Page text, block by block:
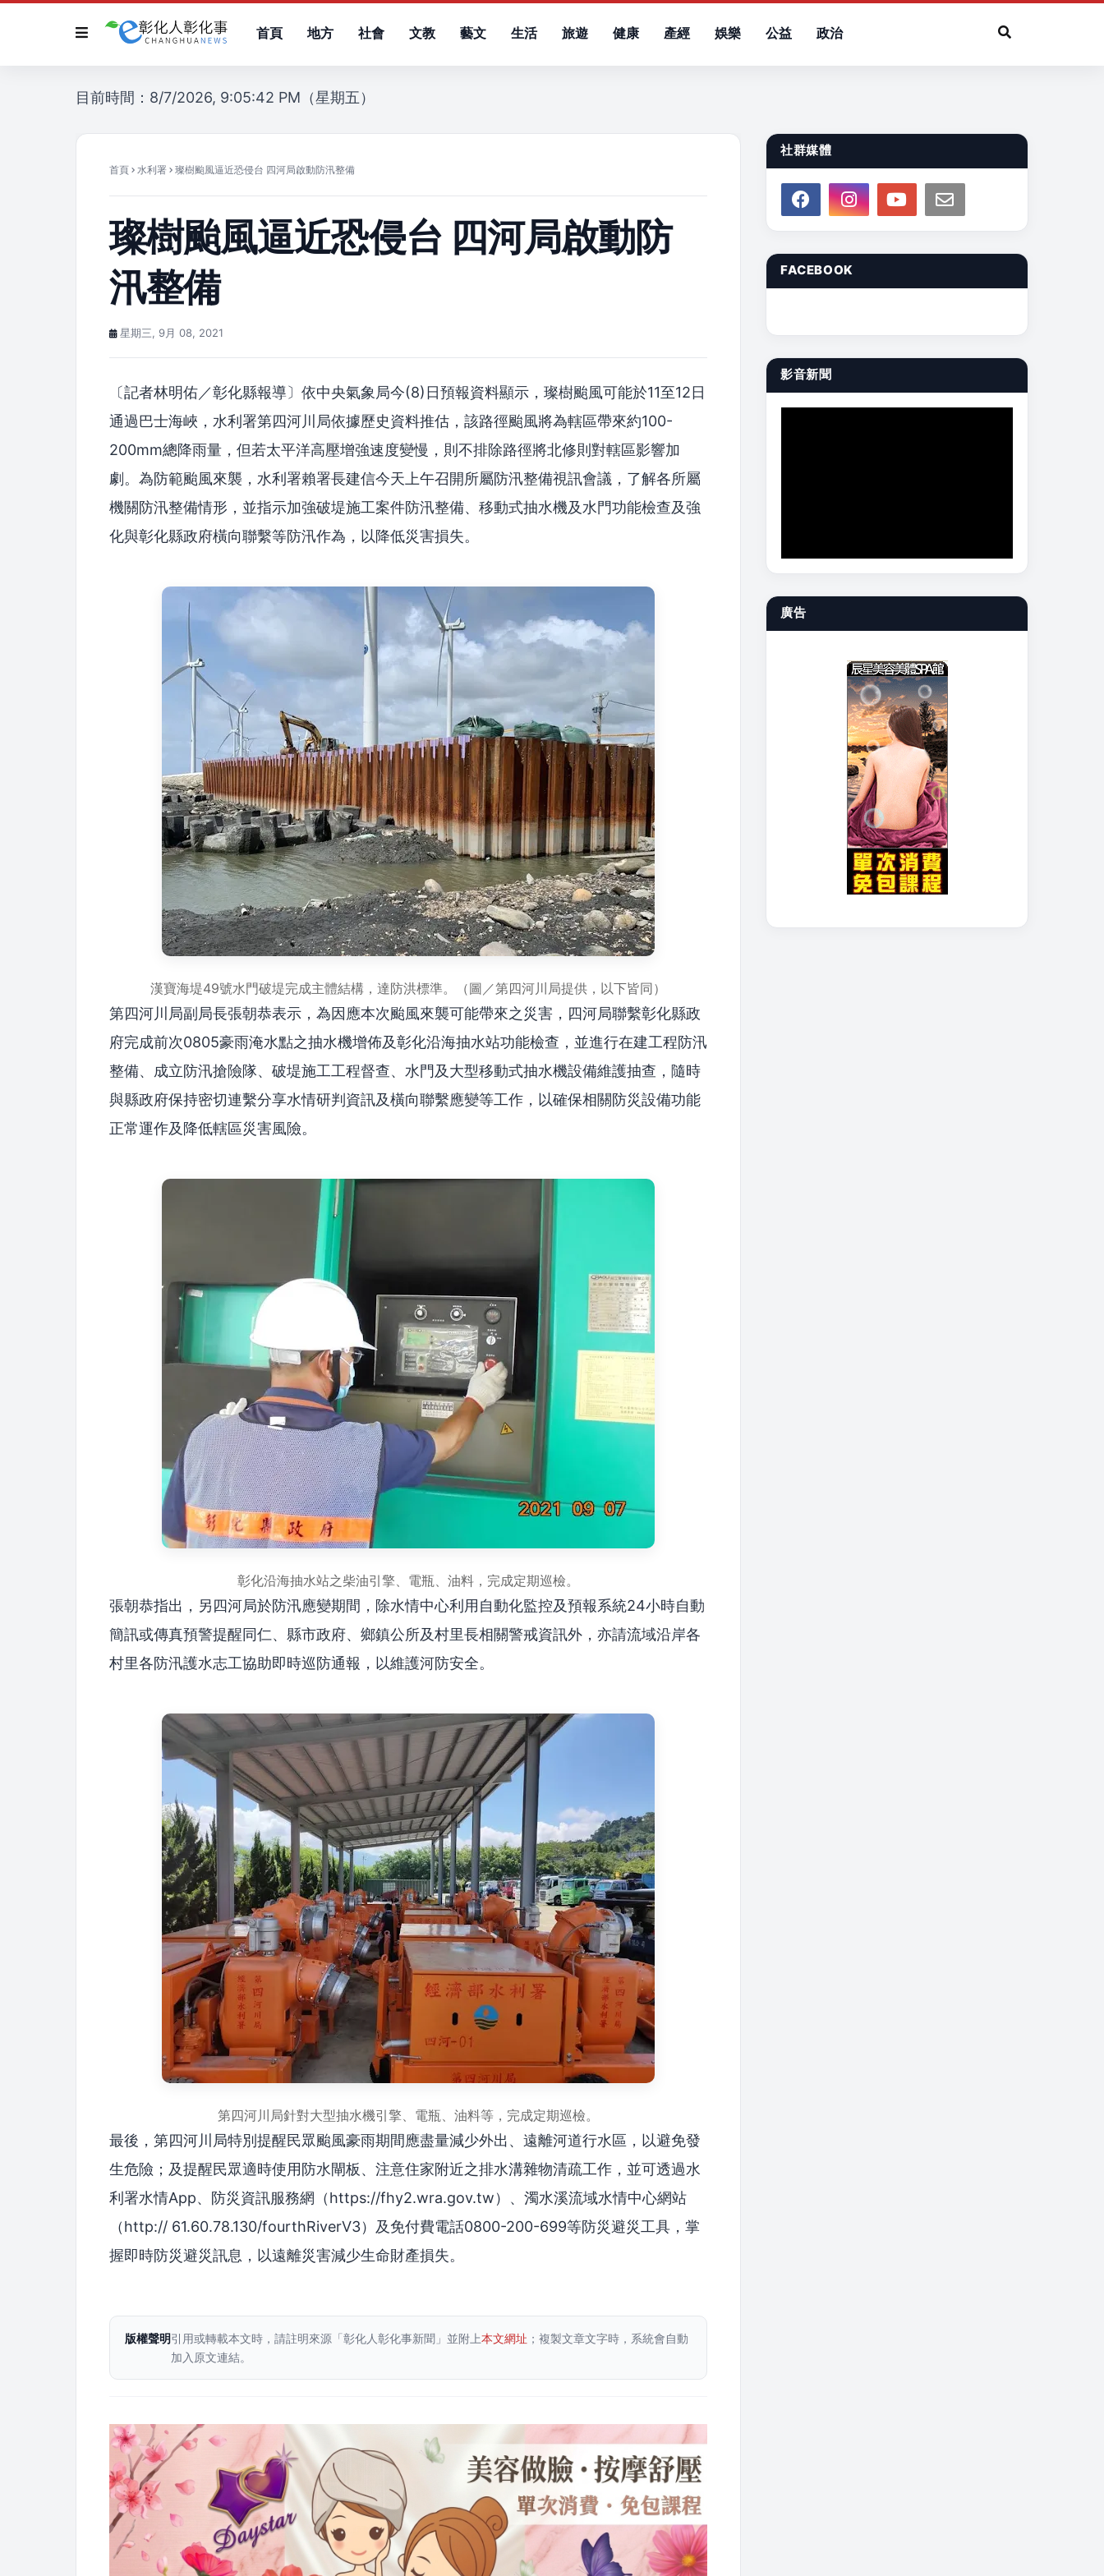
首頁 地方 社會 文教 藝文 生活 旅遊 健康 產經 娛樂 公益 政治
目前時間：8/7/2026, 9:05:42 PM（星期五）
首頁 水利署 璨樹颱風逼近恐侵台 四河局啟動防汛整備
璨樹颱風逼近恐侵台 四河局啟動防
汛整備
星期三, 9月 08, 2021
〔記者林明佑／彰化縣報導〕依中央氣象局今(8)日預報資料顯示，璨樹颱風可能於11至12日
通過巴士海峽，水利署第四河川局依據歷史資料推估，該路徑颱風將為轄區帶來約100-
200mm總降雨量，但若太平洋高壓增強速度變慢，則不排除路徑將北修則對轄區影響加
劇。為防範颱風來襲，水利署賴署長建信今天上午召開所屬防汛整備視訊會議，了解各所屬
機關防汛整備情形，並指示加強破堤施工案件防汛整備、移動式抽水機及水門功能檢查及強
化與彰化縣政府橫向聯繫等防汛作為，以降低災害損失。
漢寶海堤49號水門破堤完成主體結構，達防洪標準。（圖／第四河川局提供，以下皆同）
第四河川局副局長張朝恭表示，為因應本次颱風來襲可能帶來之災害，四河局聯繫彰化縣政
府完成前次0805豪雨淹水點之抽水機增佈及彰化沿海抽水站功能檢查，並進行在建工程防汛
整備、成立防汛搶險隊、破堤施工工程督查、水門及大型移動式抽水機設備維護抽查，隨時
與縣政府保持密切連繫分享水情研判資訊及橫向聯繫應變等工作，以確保相關防災設備功能
正常運作及降低轄區災害風險。
彰化沿海抽水站之柴油引擎、電瓶、油料，完成定期巡檢。
張朝恭指出，另四河局於防汛應變期間，除水情中心利用自動化監控及預報系統24小時自動
簡訊或傳真預警提醒同仁、縣市政府、鄉鎮公所及村里長相關警戒資訊外，亦請流域沿岸各
村里各防汛護水志工協助即時巡防通報，以維護河防安全。
第四河川局針對大型抽水機引擎、電瓶、油料等，完成定期巡檢。
最後，第四河川局特別提醒民眾颱風豪雨期間應盡量減少外出、遠離河道行水區，以避免發
生危險；及提醒民眾適時使用防水閘板、注意住家附近之排水溝雜物清疏工作，並可透過水
利署水情App、防災資訊服務網（https://fhy2.wra.gov.tw）、濁水溪流域水情中心網站
（http:// 61.60.78.130/fourthRiverV3）及免付費電話0800-200-699等防災避災工具，掌
握即時防災避災訊息，以遠離災害減少生命財產損失。
版權聲明引用或轉載本文時，請註明來源「彰化人彰化事新聞」並附上本文網址 ；複製文章文字時，系統會自動
加入原文連結。
社群媒體
FACEBOOK
影音新聞
廣告